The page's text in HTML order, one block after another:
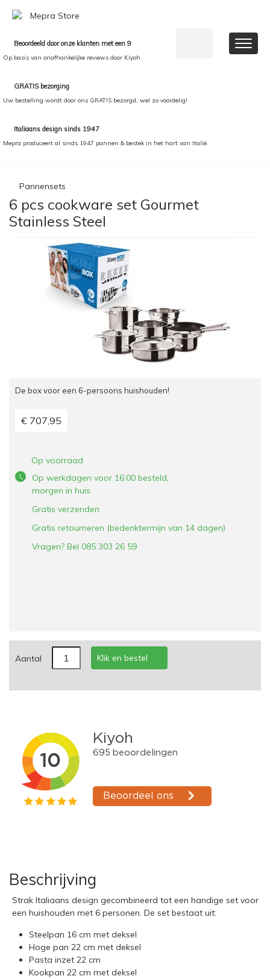
Beoordeeld door onze klanten met een 9
Op basis van onafhankelijke reviews door Kiyoh.
GRATIS bezorging
Uw bestelling wordt door ons GRATIS bezorgd, wel zo voordelig!
Italiaans design sinds 1947
Mepra produceert al sinds 1947 pannen & bestek in het hart van Italië.
Pannensets
6 pcs cookware set Gourmet
Stainless Steel
De box voor een 6-persoons huishouden!
€ 707,95
Op voorraad
Op werkdagen voor 16:00 besteld,
morgen in huis
Gratis verzenden
Gratis retourneren (bedenktermijn van 14 dagen)
Vragen? Bel 085 303 26 59
Aantal Klik en bestel
Beschrijving
Strak Italiaans design gecombineerd tot een handige set voor
een huishouden met 6 personen. De set bestaat uit:
Steelpan 16 cm met deksel
Hoge pan 22 cm met deksel
Pasta inzet 22 cm
Kookpan 22 cm met deksel